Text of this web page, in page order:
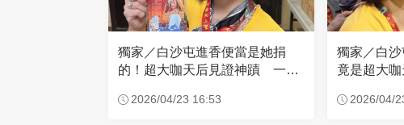
獨家／白沙屯進香便當是她捐
的！超大咖天后見證神蹟 一靠
2026/04/23 16:53
獨家／白沙
竟是超大
2026/04/